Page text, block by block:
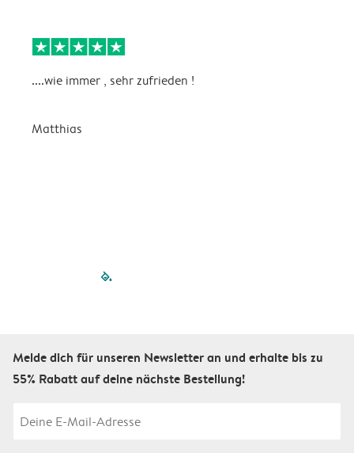
....wie immer , sehr zufrieden !
Matthias
filled-pagination
Melde dich für unseren Newsletter an und erhalte bis zu
55% Rabatt auf deine nächste Bestellung!